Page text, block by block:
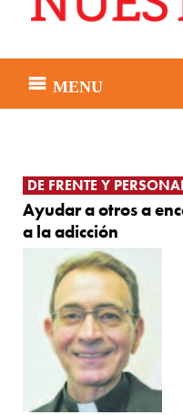
MENU
DE FRENTE Y
Ayudar a otros a
a la adicción